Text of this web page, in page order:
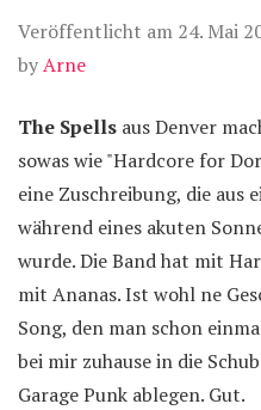
Veröffentlicht am 24. Mai
byArne
The Spells aus Denver
sowas wie "Hardcore for
eine Zuschreibung, die
während eines akuten
wurde. Die Band hat mit
mit Ananas. Ist wohl ne
Song, den man schon
bei mir zuhause in die
Garage Punk ablegen. Gut.